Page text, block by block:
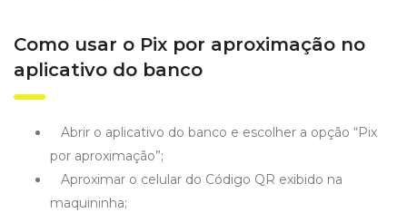
Como usar o Pix por aproximação no
aplicativo do banco
Abrir o aplicativo do banco e escolher a opção “Pix
por aproximação”;
Aproximar o celular do Código QR exibido na
maquininha;